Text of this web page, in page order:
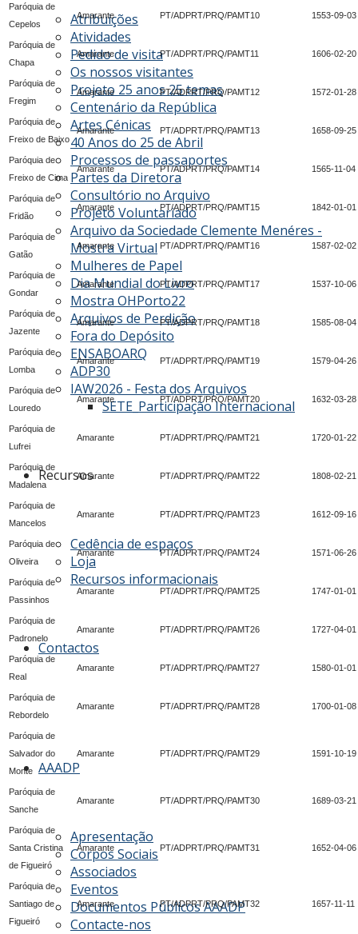
Atribuições
Atividades
Pedido de visita
Os nossos visitantes
Projeto 25 anos 25 temas
Centenário da República
Artes Cénicas
40 Anos do 25 de Abril
Processos de passaportes
Partes da Diretora
Consultório no Arquivo
Projeto Voluntariado
Arquivo da Sociedade Clemente Menéres -
Mostra Virtual
Mulheres de Papel
Dia Mundial do Livro
Mostra OHPorto22
Arquivos de Perdição
Fora do Depósito
ENSABOARQ
ADP30
IAW2026 - Festa dos Arquivos
SETE_Participação Internacional
Recursos
Cedência de espaços
Loja
Recursos informacionais
Contactos
AAADP
Apresentação
Corpos Sociais
Associados
Eventos
Documentos Públicos AAADP
Contacte-nos
Paróquia de
Cepelos
Amarante PT/ADPRT/PRQ/PAMT10 1553-09-03
Paróquia de
Chapa
Amarante PT/ADPRT/PRQ/PAMT11 1606-02-20
Paróquia de
Fregim
Amarante PT/ADPRT/PRQ/PAMT12 1572-01-28
Paróquia de
Freixo de Baixo
Amarante PT/ADPRT/PRQ/PAMT13 1658-09-25
Paróquia de
Freixo de Cima
Amarante PT/ADPRT/PRQ/PAMT14 1565-11-04
Paróquia de
Fridão
Amarante PT/ADPRT/PRQ/PAMT15 1842-01-01
Paróquia de
Gatão
Amarante PT/ADPRT/PRQ/PAMT16 1587-02-02
Paróquia de
Gondar
Amarante PT/ADPRT/PRQ/PAMT17 1537-10-06
Paróquia de
Jazente
Amarante PT/ADPRT/PRQ/PAMT18 1585-08-04
Paróquia de
Lomba
Amarante PT/ADPRT/PRQ/PAMT19 1579-04-26
Paróquia de
Louredo
Amarante PT/ADPRT/PRQ/PAMT20 1632-03-28
Paróquia de
Lufrei
Amarante PT/ADPRT/PRQ/PAMT21 1720-01-22
Paróquia de
Madalena
Amarante PT/ADPRT/PRQ/PAMT22 1808-02-21
Paróquia de
Mancelos
Amarante PT/ADPRT/PRQ/PAMT23 1612-09-16
Paróquia de
Oliveira
Amarante PT/ADPRT/PRQ/PAMT24 1571-06-26
Paróquia de
Passinhos
Amarante PT/ADPRT/PRQ/PAMT25 1747-01-01
Paróquia de
Padronelo
Amarante PT/ADPRT/PRQ/PAMT26 1727-04-01
Paróquia de
Real
Amarante PT/ADPRT/PRQ/PAMT27 1580-01-01
Paróquia de
Rebordelo
Amarante PT/ADPRT/PRQ/PAMT28 1700-01-08
Paróquia de
Salvador do
Monte
Amarante PT/ADPRT/PRQ/PAMT29 1591-10-19
Paróquia de
Sanche
Amarante PT/ADPRT/PRQ/PAMT30 1689-03-21
Paróquia de
Santa Cristina
de Figueiró
Amarante PT/ADPRT/PRQ/PAMT31 1652-04-06
Paróquia de
Santiago de
Figueiró
Amarante PT/ADPRT/PRQ/PAMT32 1657-11-11